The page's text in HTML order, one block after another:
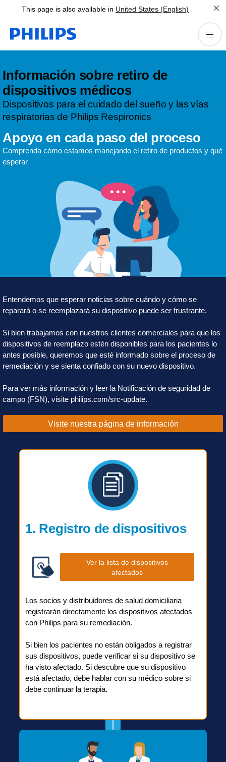
This page is also available in United States (English)
Información sobre retiro de
dispositivos médicos
Dispositivos para el cuidado del sueño y las vías
respiratorias de Philips Respironics
Apoyo en cada paso del proceso
Comprenda cómo estamos manejando el retiro de productos y qué
esperar
Entendemos que esperar noticias sobre cuándo y cómo se
reparará o se reemplazará su dispositivo puede ser frustrante.
Si bien trabajamos con nuestros clientes comerciales para que los
dispositivos de reemplazo estén disponibles para los pacientes lo
antes posible, queremos que esté informado sobre el proceso de
remediación y se sienta confiado con su nuevo dispositivo.
Para ver más información y leer la Notificación de seguridad de
campo (FSN), visite philips.com/src-update.
Visite nuestra página de información
1. Registro de dispositivos
Ver la lista de dispositivos
afectados
Los socios y distribuidores de salud domiciliaria
registrarán directamente los dispositivos afectados
con Philips para su remediación.
Si bien los pacientes no están obligados a registrar
sus dispositivos, puede verificar si su dispositivo se
ha visto afectado. Si descubre que su dispositivo
está afectado, debe hablar con su médico sobre si
debe continuar la terapia.